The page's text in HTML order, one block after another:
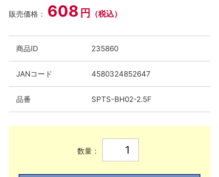
販売価格： 608 円 （税込）
商品ID 235860
JANコード 4580324852647
品番 SPTS-BH02-2.5F
数量：